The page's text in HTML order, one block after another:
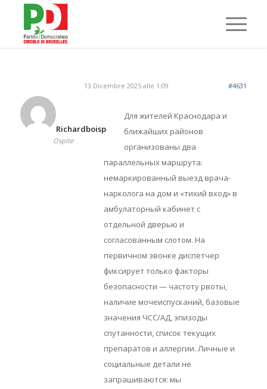
13 Dicembre 2025 alle 1:09 #4631
Richardboisp
Ospite
Для жителей Краснодара и
ближайших районов
организованы два
параллельных маршрута:
немаркированный выезд врача-
нарколога на дом и «тихий вход» в
амбулаторный кабинет с
отдельной дверью и
согласованным слотом. На
первичном звонке диспетчер
фиксирует только факторы
безопасности — частоту рвоты,
наличие мочеиспусканий, базовые
значения ЧСС/АД, эпизоды
спутанности, список текущих
препаратов и аллергии. Личные и
социальные детали не
запрашиваются: мы